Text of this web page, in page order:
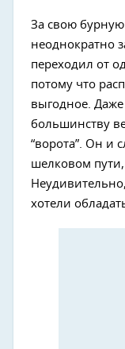
За свою
неоднократно
переходил от
потому что
выгодное.
большинству
“ворота”. Он и
шелковом
хотели